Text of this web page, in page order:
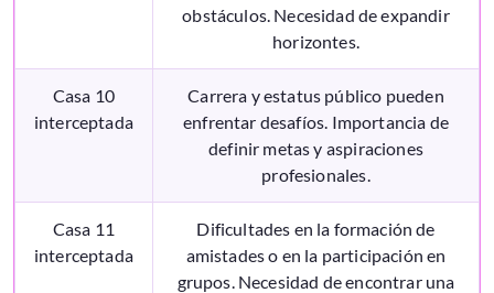
obstáculos. Necesidad de expandir
horizontes.
Casa 10
interceptada
Carrera y estatus público pueden
enfrentar desafíos. Importancia de
definir metas y aspiraciones
profesionales.
Casa 11
interceptada
Dificultades en la formación de
amistades o en la participación en
grupos. Necesidad de encontrar una